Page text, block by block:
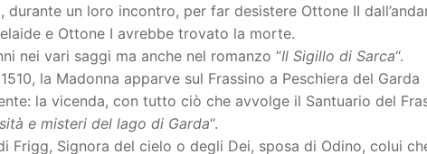
un loro incontro, per far desistere Ottone II
e Ottone I avrebbe trovato la morte.
nei vari saggi ma anche nel romanzo “Il Sigillo di Sarca“.
la Madonna apparve sul Frassino a Peschiera del Garda
la vicenda, con tutto ciò che avvolge il Santuario del
e misteri del lago di Garda“.
Frigg, Signora del cielo o degli Dei, sposa di Odino, colui